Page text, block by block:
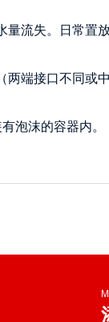
流失。日常置
端接口不同或
泡沫的容器内。